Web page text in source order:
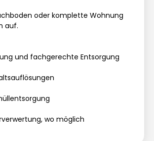
oder komplette Wohnung
auf.
und fachgerechte Entsorgung
wo möglich